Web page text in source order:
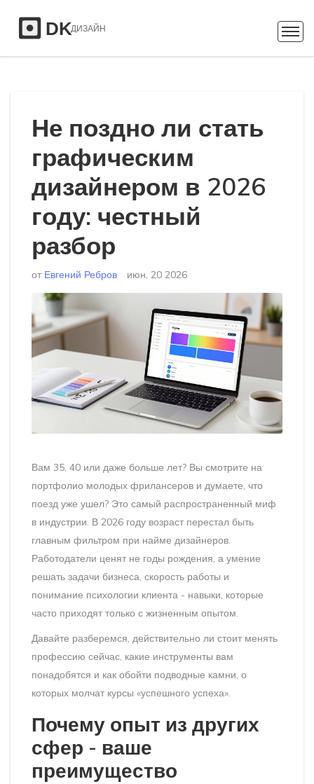
Не поздно ли стать
графическим
дизайнером в 2026
году: честный
разбор
от Евгений Ребров июн, 20 2026
Вам 35, 40 или даже больше лет? Вы смотрите на
портфолио молодых фрилансеров и думаете, что
поезд уже ушел? Это самый распространенный миф
в индустрии. В 2026 году возраст перестал быть
главным фильтром при найме дизайнеров.
Работодатели ценят не годы рождения, а умение
решать задачи бизнеса, скорость работы и
понимание психологии клиента - навыки, которые
часто приходят только с жизненным опытом.
Давайте разберемся, действительно ли стоит менять
профессию сейчас, какие инструменты вам
понадобятся и как обойти подводные камни, о
которых молчат курсы «успешного успеха».
Почему опыт из других
сфер - ваше
преимущество